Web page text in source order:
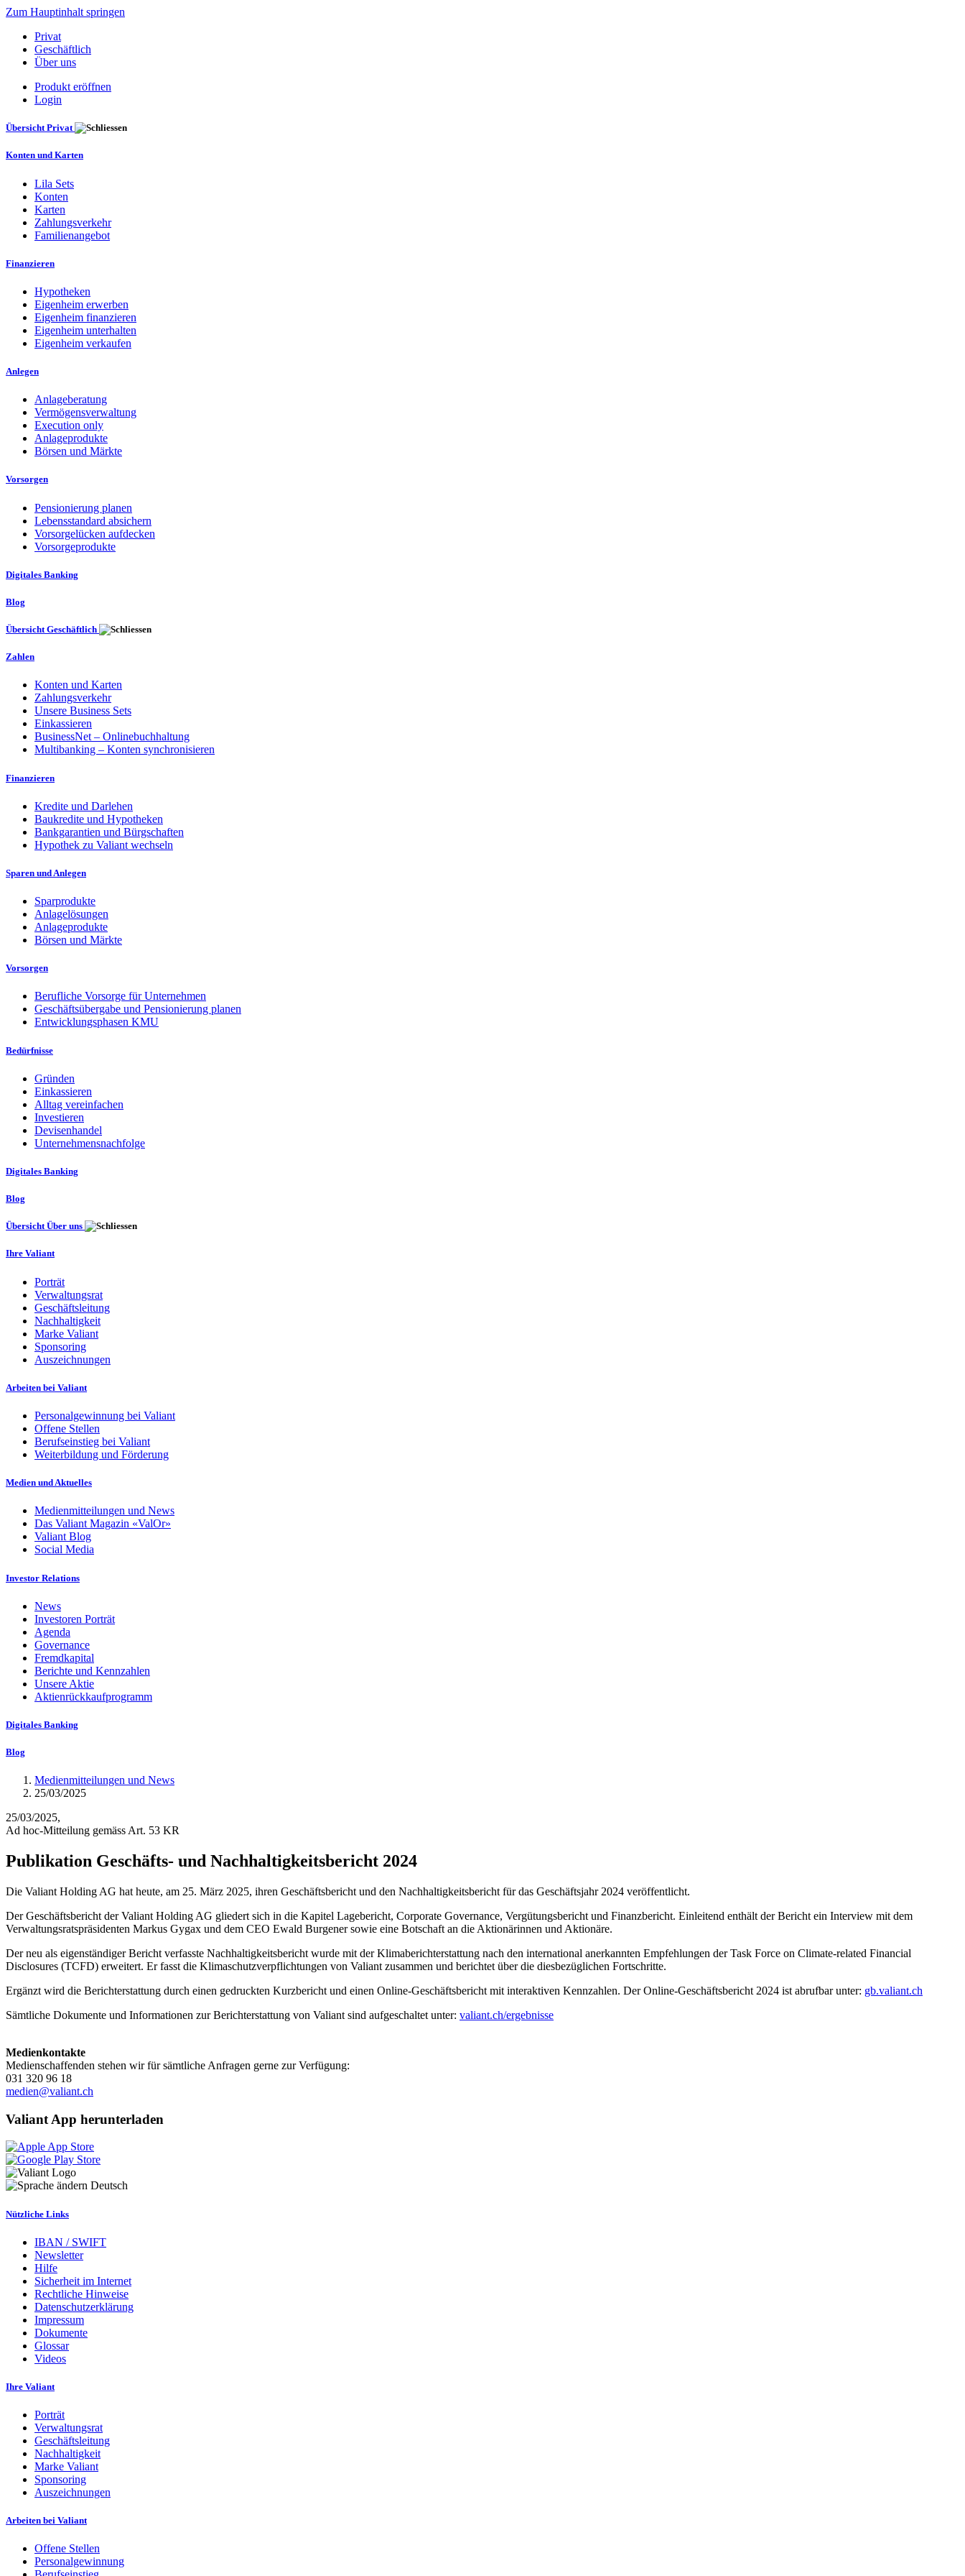
Zum Hauptinhalt springen
Privat
Geschäftlich
Über uns
Produkt eröffnen
Login
Übersicht Privat
Konten und Karten
Lila Sets
Konten
Karten
Zahlungsverkehr
Familienangebot
Finanzieren
Hypotheken
Eigenheim erwerben
Eigenheim finanzieren
Eigenheim unterhalten
Eigenheim verkaufen
Anlegen
Anlageberatung
Vermögensverwaltung
Execution only
Anlageprodukte
Börsen und Märkte
Vorsorgen
Pensionierung planen
Lebensstandard absichern
Vorsorgelücken aufdecken
Vorsorgeprodukte
Digitales Banking
Blog
Übersicht Geschäftlich
Zahlen
Konten und Karten
Zahlungsverkehr
Unsere Business Sets
Einkassieren
BusinessNet – Onlinebuchhaltung
Multibanking – Konten synchronisieren
Finanzieren
Kredite und Darlehen
Baukredite und Hypotheken
Bankgarantien und Bürgschaften
Hypothek zu Valiant wechseln
Sparen und Anlegen
Sparprodukte
Anlagelösungen
Anlageprodukte
Börsen und Märkte
Vorsorgen
Berufliche Vorsorge für Unternehmen
Geschäftsübergabe und Pensionierung planen
Entwicklungsphasen KMU
Bedürfnisse
Gründen
Einkassieren
Alltag vereinfachen
Investieren
Devisenhandel
Unternehmensnachfolge
Digitales Banking
Blog
Übersicht Über uns
Ihre Valiant
Porträt
Verwaltungsrat
Geschäftsleitung
Nachhaltigkeit
Marke Valiant
Sponsoring
Auszeichnungen
Arbeiten bei Valiant
Personalgewinnung bei Valiant
Offene Stellen
Berufseinstieg bei Valiant
Weiterbildung und Förderung
Medien und Aktuelles
Medienmitteilungen und News
Das Valiant Magazin «ValOr»
Valiant Blog
Social Media
Investor Relations
News
Investoren Porträt
Agenda
Governance
Fremdkapital
Berichte und Kennzahlen
Unsere Aktie
Aktienrückkaufprogramm
Digitales Banking
Blog
Medienmitteilungen und News
25/03/2025
25/03/2025,
Ad hoc-Mitteilung gemäss Art. 53 KR
Publikation Geschäfts- und Nachhaltigkeitsbericht 2024
Die Valiant Holding AG hat heute, am 25. März 2025, ihren Geschäftsbericht und den Nachhaltigkeitsbericht für das Geschäftsjahr 2024 veröffentlicht.
Der Geschäftsbericht der Valiant Holding AG gliedert sich in die Kapitel Lagebericht, Corporate Governance, Vergütungsbericht und Finanzbericht. Einleitend enthält der Bericht ein Interview mit dem
Verwaltungsratspräsidenten Markus Gygax und dem CEO Ewald Burgener sowie eine Botschaft an die Aktionärinnen und Aktionäre.
Der neu als eigenständiger Bericht verfasste Nachhaltigkeitsbericht wurde mit der Klimaberichterstattung nach den international anerkannten Empfehlungen der Task Force on Climate-related Financial
Disclosures (TCFD) erweitert. Er fasst die Klimaschutzverpflichtungen von Valiant zusammen und berichtet über die diesbezüglichen Fortschritte.
Ergänzt wird die Berichterstattung durch einen gedruckten Kurzbericht und einen Online-Geschäftsbericht mit interaktiven Kennzahlen. Der Online-Geschäftsbericht 2024 ist abrufbar unter: gb.valiant.ch
Sämtliche Dokumente und Informationen zur Berichterstattung von Valiant sind aufgeschaltet unter: valiant.ch/ergebnisse
Medienkontakte
Medienschaffenden stehen wir für sämtliche Anfragen gerne zur Verfügung:
031 320 96 18
medien@valiant.ch
Valiant App herunterladen
Deutsch
Nützliche Links
IBAN / SWIFT
Newsletter
Hilfe
Sicherheit im Internet
Rechtliche Hinweise
Datenschutzerklärung
Impressum
Dokumente
Glossar
Videos
Ihre Valiant
Porträt
Verwaltungsrat
Geschäftsleitung
Nachhaltigkeit
Marke Valiant
Sponsoring
Auszeichnungen
Arbeiten bei Valiant
Offene Stellen
Personalgewinnung